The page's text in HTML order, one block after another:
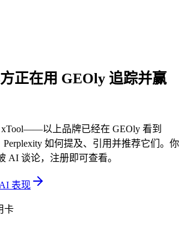
正在用 GEOly 追踪并赢
xTool——以上品牌已经在 GEOly 看到
Perplexity 如何提及、引用并推荐它们。你
AI 谈论，注册即可查看。
表现
卡